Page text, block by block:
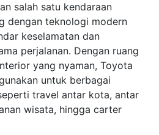
salah satu kendaraan
dengan teknologi modern
keselamatan dan
perjalanan. Dengan ruang
yang nyaman, Toyota
untuk berbagai
travel antar kota, antar
wisata, hingga carter